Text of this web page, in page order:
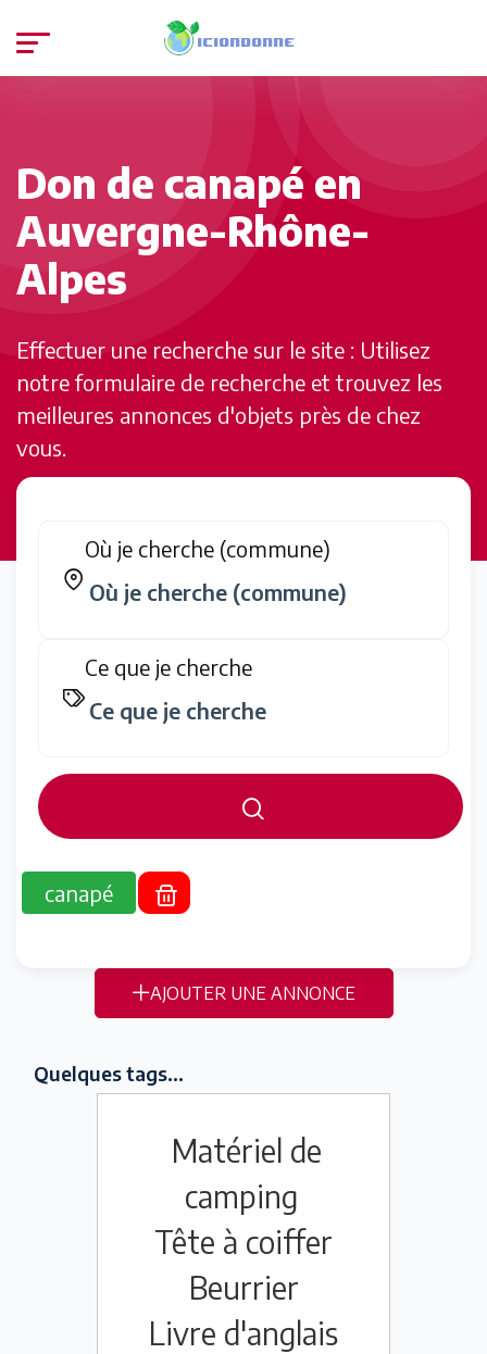
Don de canapé en
Auvergne-Rhône-
Alpes
Effectuer une recherche sur le site : Utilisez
notre formulaire de recherche et trouvez les
meilleures annonces d'objets près de chez
vous.
Où je cherche (commune)
Ce que je cherche
canapé
AJOUTER UNE ANNONCE
Quelques tags...
Matériel de
camping
Tête à coiffer
Beurrier
Livre d'anglais